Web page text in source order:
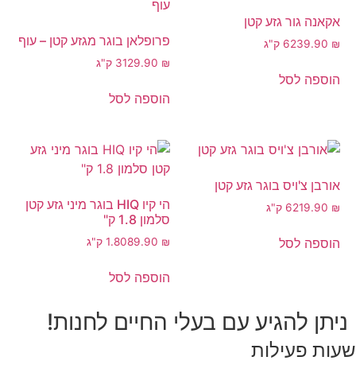
אקאנה גור גזע קטן
239.90 ₪ 6 ק"ג
הוספה לסל
פרופלאן בוגר מגזע קטן – עוף
129.90 ₪ 3 ק"ג
הוספה לסל
אורבן צ'ויס בוגר גזע קטן
219.90 ₪ 6 ק"ג
הוספה לסל
הי קיו HIQ בוגר מיני גזע קטן
סלמון 1.8 ק"
89.90 ₪ 1.80 ק"ג
הוספה לסל
ניתן להגיע עם בעלי החיים לחנות!
שעות פעילות